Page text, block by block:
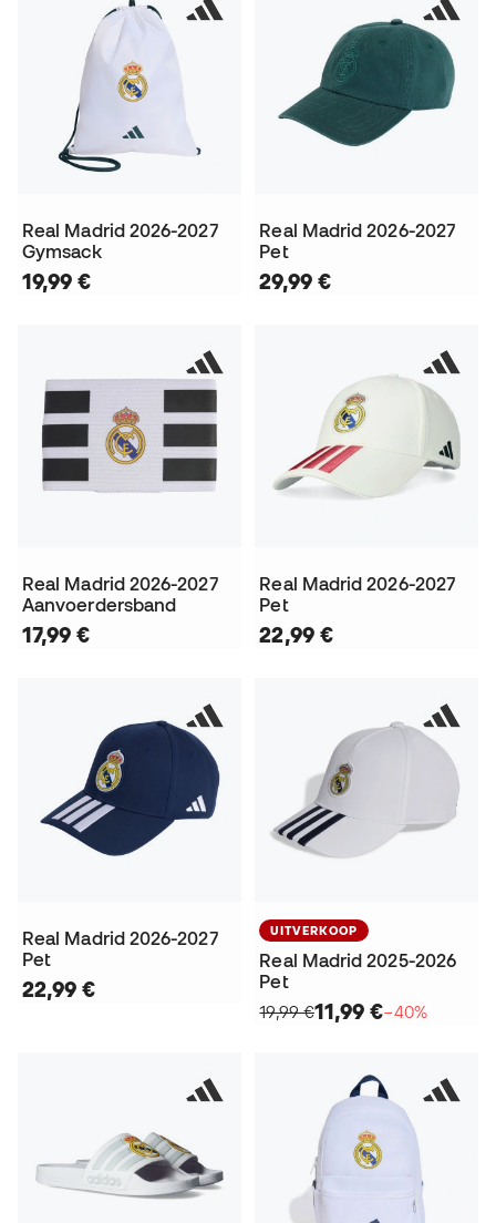
Real Madrid 2026-2027
Gymsack
19,99 €
Real Madrid 2026-2027
Pet
29,99 €
Real Madrid 2026-2027
Aanvoerdersband
17,99 €
Real Madrid 2026-2027
Pet
22,99 €
Real Madrid 2026-2027
Pet
22,99 €
UITVERKOOP
Real Madrid 2025-2026
Pet
19,99 €11,99 €−40%